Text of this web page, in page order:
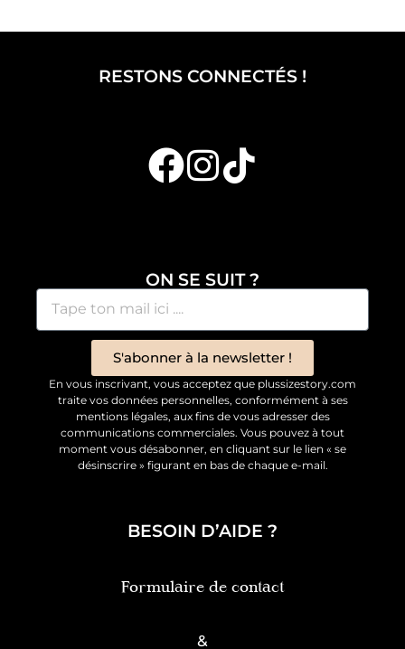
RESTONS CONNECTÉS !
ON SE SUIT ?
S'abonner à la newsletter !
En vous inscrivant, vous acceptez que plussizestory.com
traite vos données personnelles, conformément à ses
mentions légales, aux fins de vous adresser des
communications commerciales. Vous pouvez à tout
moment vous désabonner, en cliquant sur le lien « se
désinscrire » figurant en bas de chaque e-mail.
BESOIN D’AIDE ?
Formulaire de contact
&